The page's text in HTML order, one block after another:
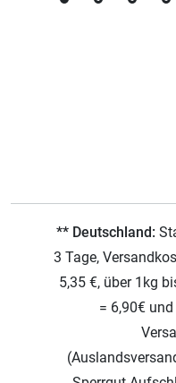
** Deutschland:
3 Tage,
5,35 €, über 1kg
= 6,90€